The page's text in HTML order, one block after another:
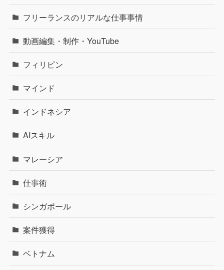
フリーランスのリアルな仕事事情
動画編集・制作・YouTube
フィリピン
マインド
インドネシア
AIスキル
マレーシア
仕事術
シンガポール
案件獲得
ベトナム